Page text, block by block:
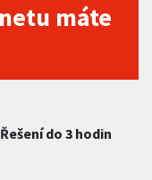
máte
Řešení do 3 hodin